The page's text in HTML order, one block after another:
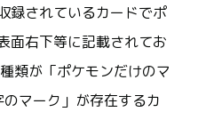
録されているカードでポ
面右下等に記載されてお
類が「ポケモンだけのマ
マーク」が存在するカ